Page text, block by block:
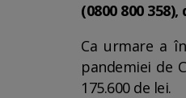
(0800 800
Ca urmare a
pandemiei de
175.600 de lei.